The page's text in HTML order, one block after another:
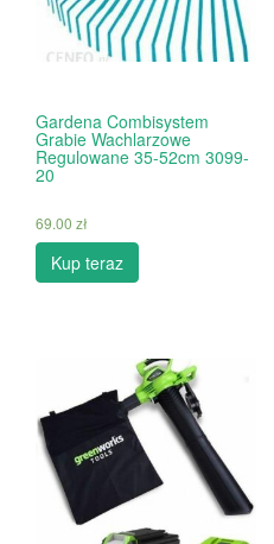
Gardena Combisystem
Grabie Wachlarzowe
Regulowane 35-52cm 3099-
20
69.00 zł
Kup teraz